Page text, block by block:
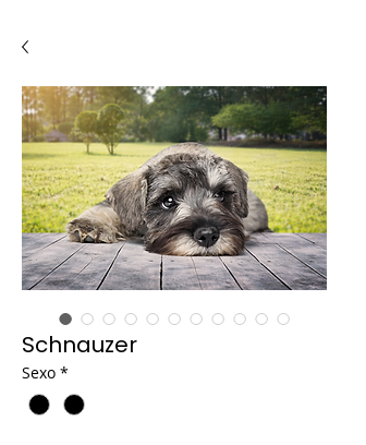
Schnauzer
Sexo *